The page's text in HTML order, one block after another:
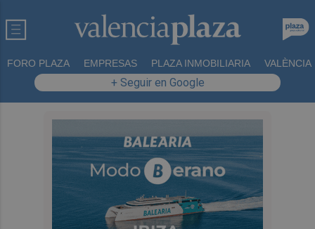
FORO PLAZA EMPRESAS PLAZA INMOBILIARIA VALÈNCIA
+ Seguir en Google